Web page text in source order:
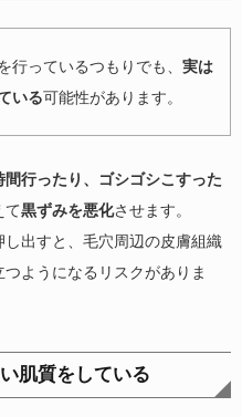
行っているつもりでも、 実は
いる可能性があります。
行ったり、ゴシゴシこすった
て黒ずみを悪化させます。
出すと、毛穴周辺の皮膚組織
ようになるリスクがありま
肌質をしている